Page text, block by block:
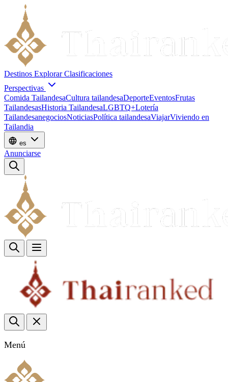
Destinos Explorar Clasificaciones
Perspectivas
Comida TailandesaCultura tailandesaDeporteEventosFrutas
TailandesasHistoria TailandesaLGBTQ+Lotería
TailandesanegociosNoticiasPolítica tailandesaViajarViviendo en
Tailandia
es
Anunciarse
Menú